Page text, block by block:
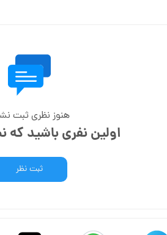
هنوز نظری ثبت
اولین نفری باشید
ثبت نظر